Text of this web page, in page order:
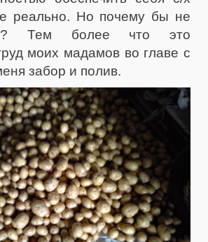
реально. Но почему бы не
Тем более что это
моих мадамов во главе с
забор и полив.